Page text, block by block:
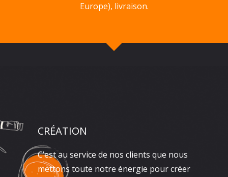
Europe), livraison.
CRÉATION
C’est au service de nos clients que nous
mettons toute notre énergie pour créer